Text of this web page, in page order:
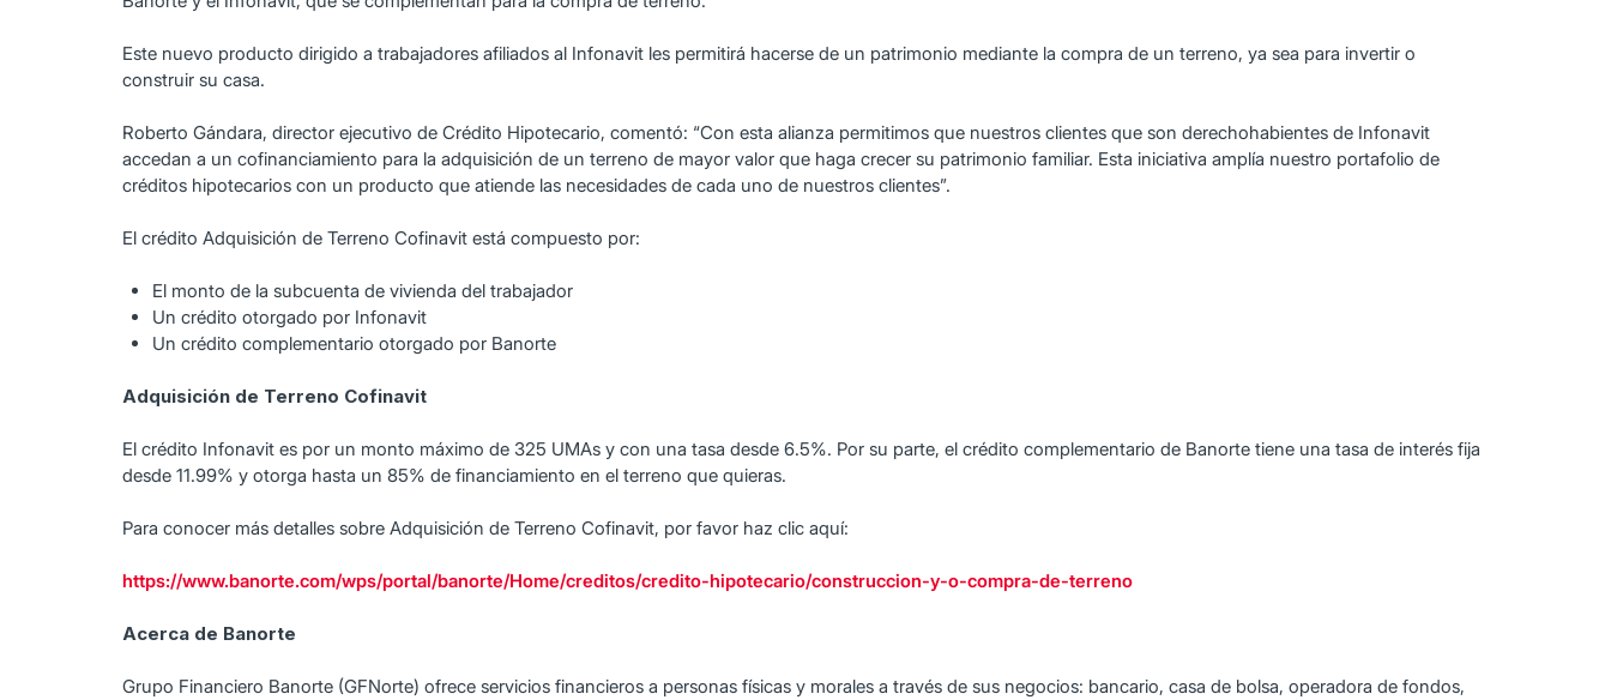
Este nuevo producto dirigido a trabajadores afiliados al Infonavit les permitirá hacerse de un patrimonio mediante la compra de un terreno, ya sea para invertir o
construir su casa.
Roberto Gándara, director ejecutivo de Crédito Hipotecario, comentó: “Con esta alianza permitimos que nuestros clientes que son derechohabientes de Infonavit
accedan a un cofinanciamiento para la adquisición de un terreno de mayor valor que haga crecer su patrimonio familiar. Esta iniciativa amplía nuestro portafolio de
créditos hipotecarios con un producto que atiende las necesidades de cada uno de nuestros clientes”.
El crédito Adquisición de Terreno Cofinavit está compuesto por:
El monto de la subcuenta de vivienda del trabajador
Un crédito otorgado por Infonavit
Un crédito complementario otorgado por Banorte
Adquisición de Terreno Cofinavit
El crédito Infonavit es por un monto máximo de 325 UMAs y con una tasa desde 6.5%. Por su parte, el crédito complementario de Banorte tiene una tasa de interés fija
desde 11.99% y otorga hasta un 85% de financiamiento en el terreno que quieras.
Para conocer más detalles sobre Adquisición de Terreno Cofinavit, por favor haz clic aquí:
https://www.banorte.com/wps/portal/banorte/Home/creditos/credito-hipotecario/construccion-y-o-compra-de-terreno
Acerca de Banorte
Grupo Financiero Banorte (GFNorte) ofrece servicios financieros a personas físicas y morales a través de sus negocios: bancario, casa de bolsa, operadora de fondos,